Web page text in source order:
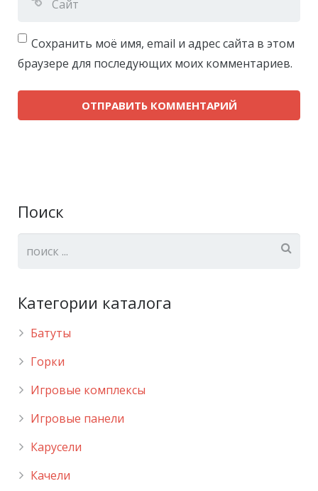
Сохранить моё имя, email и адрес сайта в этом
браузере для последующих моих комментариев.
Поиск
Категории каталога
Батуты
Горки
Игровые комплексы
Игровые панели
Карусели
Качели